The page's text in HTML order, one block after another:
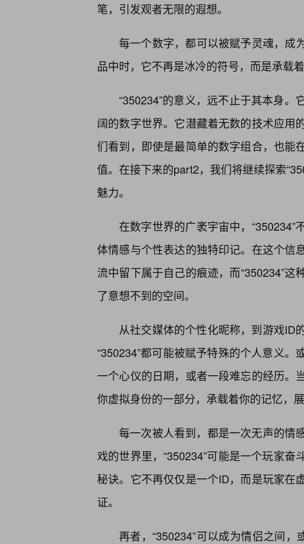
笔，引发观者无限的遐想。
每一个数字，都可以被赋予灵魂，成
品中时，它不再是冰冷的符号，而是承载
“350234”的意义，远不止于其本身
阔的数字世界。它潜藏着无数的技术应用
们看到，即使是最简单的数字组合，也能
值。在接下来的part2，我们将继续探索
魅力。
在数字世界的广袤宇宙中，
体情感与个性表达的独特印记。在这个信
流中留下属于自己的痕迹，而“350234”
了意想不到的空间。
从社交媒体的个性化昵称，到游戏ID
“350234”都可能被赋予特殊的个人意义。
一个心仪的日期，或者一段难忘的经历。
你虚拟身份的一部分，承载着你的记忆，
每一次被人看到，都是一次无声的情
戏的世界里，“350234”可能是一个玩家
秘诀。它不再仅仅是一个ID，而是玩家在
证。
再者，“350234”可以成为情侣之间，